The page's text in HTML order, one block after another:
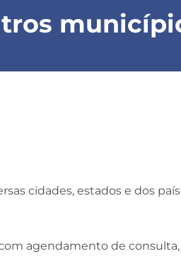
cidades, estados e dos
agendamento de